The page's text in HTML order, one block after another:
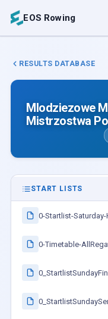
EOS Rowing
RESULTS DATABASE
Mlodziezowe
Mistrzostwa
START LISTS
0-Startlist-
0-Timetable-